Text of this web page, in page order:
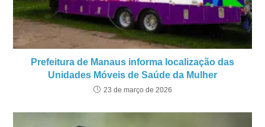
Prefeitura de Manaus informa localização das
Unidades Móveis de Saúde da Mulher
23 de março de 2026